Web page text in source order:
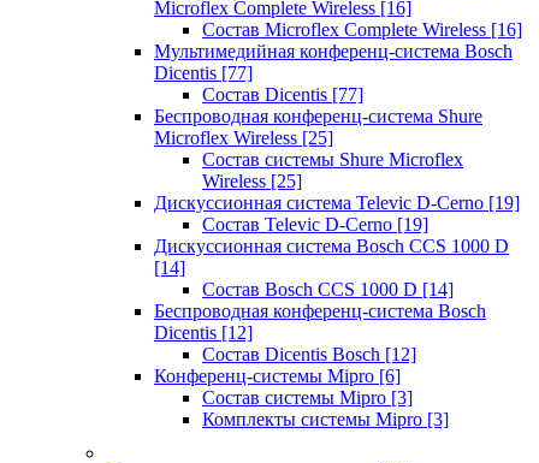
Microflex Complete Wireless [16]
Состав Microflex Complete Wireless [16]
Мультимедийная конференц-система Bosch
Dicentis [77]
Состав Dicentis [77]
Беспроводная конференц-система Shure
Microflex Wireless [25]
Состав системы Shure Microflex
Wireless [25]
Дискуссионная система Televic D-Cerno [19]
Состав Televic D-Cerno [19]
Дискуссионная система Bosch CCS 1000 D
[14]
Состав Bosch CCS 1000 D [14]
Беспроводная конференц-система Bosch
Dicentis [12]
Состав Dicentis Bosch [12]
Конференц-системы Mipro [6]
Состав системы Mipro [3]
Комплекты системы Mipro [3]